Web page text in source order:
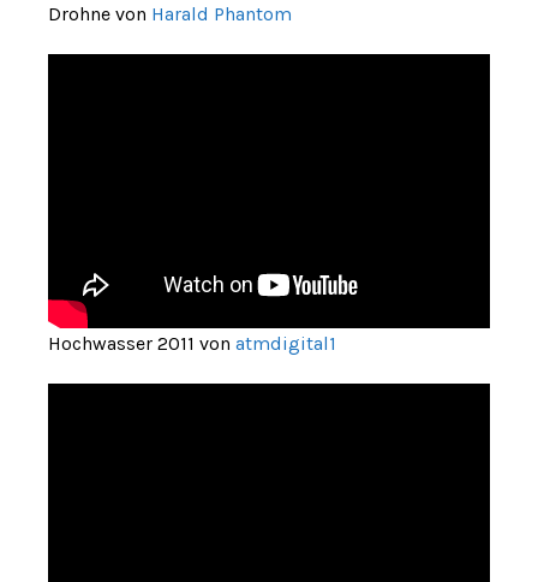
Drohne von Harald Phantom
Hochwasser 2011 von atmdigital1